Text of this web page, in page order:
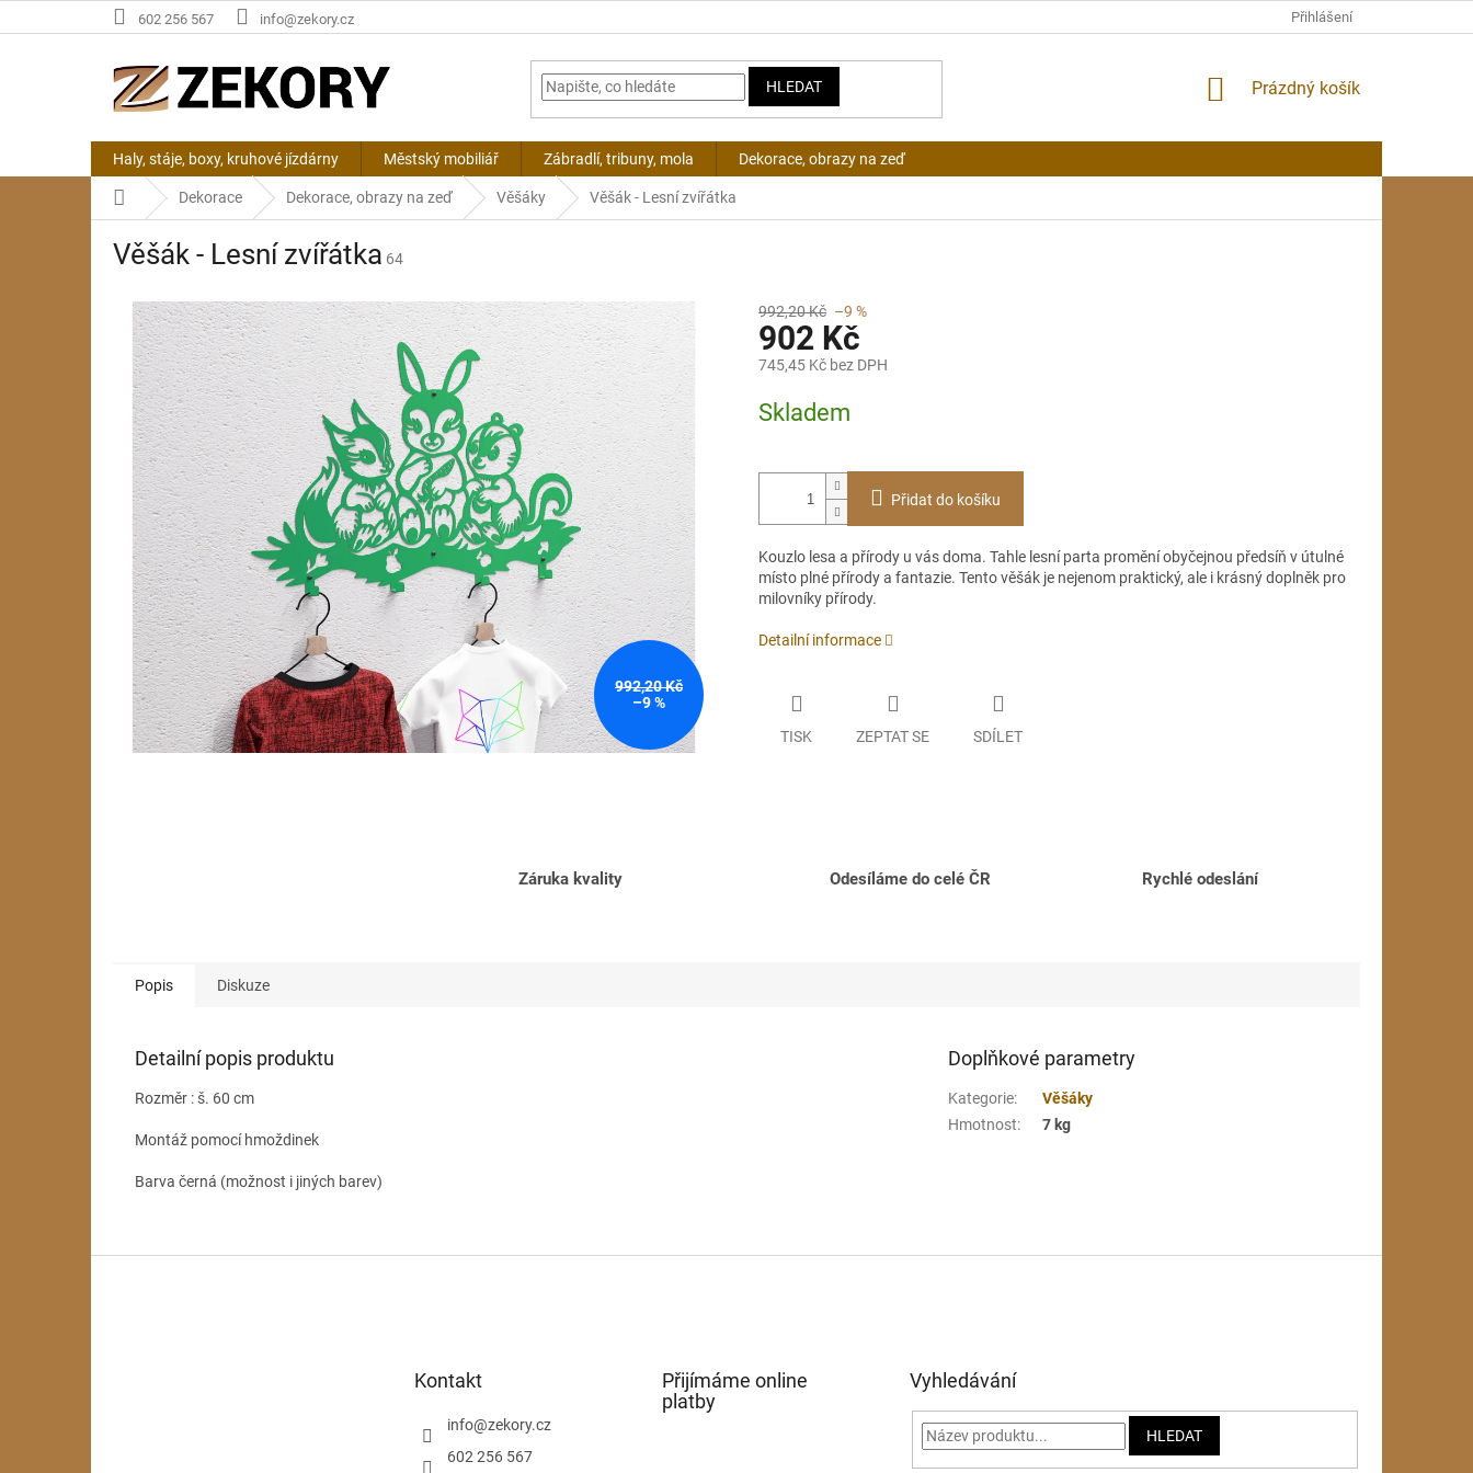
na
602 256 567 info@zekory.cz Přihlášení
HLEDAT
NÁKUPNÍ
Prázdný košík
Haly, stáje, boxy, kruhové jízdárny Městský mobiliář Zábradlí, tribuny, mola Dekorace, obrazy na zeď
Domů Dekorace Dekorace, obrazy na zeď Věšáky Věšák - Lesní zvířátka
Věšák - Lesní zvířátka 64
992,20 Kč
–9 %
992,20 Kč –9 %
902 Kč
745,45 Kč bez DPH
cena:
Skladem
Přidat do košíku
Kouzlo lesa a přírody u vás doma. Tahle lesní parta promění obyčejnou předsíň v útulné
místo plné přírody a fantazie. Tento věšák je nejenom praktický, ale i krásný doplněk pro
milovníky přírody.
Detailní informace
TISK ZEPTAT SE SDÍLET
Záruka kvality Odesíláme do celé ČR Rychlé odeslání
Popis Diskuze
Detailní popis produktu
Rozměr : š. 60 cm
Montáž pomocí hmoždinek
Barva černá (možnost i jiných barev)
Doplňkové parametry
Kategorie:
Věšáky
Hmotnost: 7 kg
Kontakt
info@zekory.cz
602 256 567
Přijímáme online
platby
Vyhledávání
HLEDAT